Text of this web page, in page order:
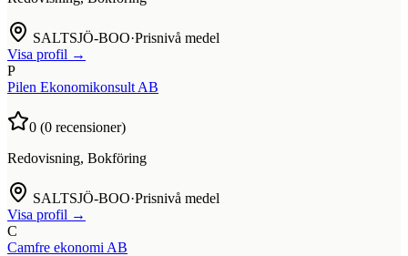
SALTSJÖ-BOO·Prisnivå medel
Visa profil →
P
Pilen Ekonomikonsult AB
0 (0 recensioner)
Redovisning, Bokföring
SALTSJÖ-BOO·Prisnivå medel
Visa profil →
C
Camfre ekonomi AB